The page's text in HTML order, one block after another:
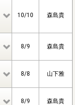
10/10 森島貴
8/9 森島貴
8/8 山下雅
8/9 森島貴